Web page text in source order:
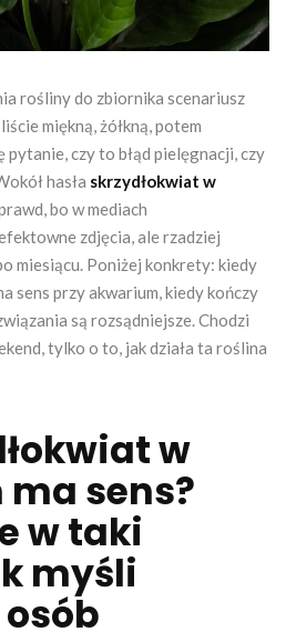
rośliny do zbiornika scenariusz
miękną, żółkną, potem
pytanie, czy to błąd pielęgnacji, czy
hasła skrzydłokwiat w
bo w mediach
zdjęcia, ale rzadziej
miesiącu. Poniżej konkrety: kiedy
sens przy akwarium, kiedy kończy
są rozsądniejsze. Chodzi
tylko o to, jak działa ta roślina
w
sens?
w taki
myśli